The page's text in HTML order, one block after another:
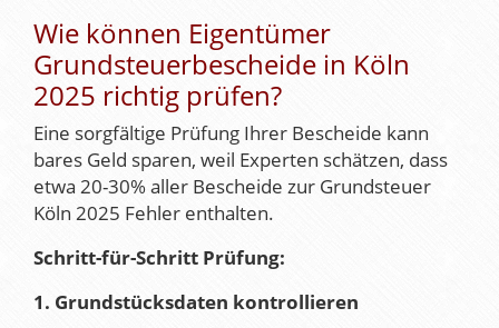
Wie können Eigentümer
Grundsteuerbescheide in Köln
2025 richtig prüfen?
Eine sorgfältige Prüfung Ihrer Bescheide kann
bares Geld sparen, weil Experten schätzen, dass
etwa 20-30% aller Bescheide zur Grundsteuer
Köln 2025 Fehler enthalten.
Schritt-für-Schritt Prüfung:
1. Grundstücksdaten kontrollieren